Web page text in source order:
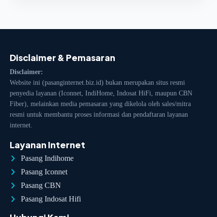
Disclaimer & Pemasaran
Disclaimer:
Website ini (pasanginternet.biz.id) bukan merupakan situs resmi
penyedia layanan (Iconnet, IndiHome, Indosat HiFi, maupun CBN
Fiber), melainkan media pemasaran yang dikelola oleh sales/mitra
resmi untuk membantu proses informasi dan pendaftaran layanan
internet.
Layanan Internet
Pasang Indihome
Pasang Iconnet
Pasang CBN
Pasang Indosat Hifi